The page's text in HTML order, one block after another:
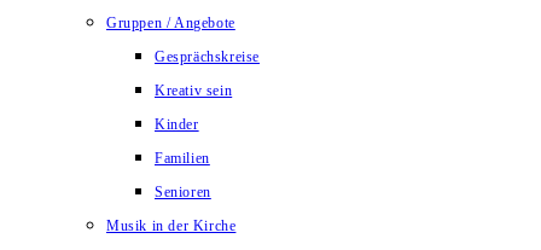
Gruppen / Angebote
Gesprächskreise
Kreativ sein
Kinder
Familien
Senioren
Musik in der Kirche